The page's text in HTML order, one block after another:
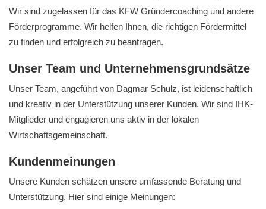
Wir sind zugelassen für das KFW Gründercoaching und andere
Förderprogramme. Wir helfen Ihnen, die richtigen Fördermittel
zu finden und erfolgreich zu beantragen.
Unser Team und Unternehmensgrundsätze
Unser Team, angeführt von Dagmar Schulz, ist leidenschaftlich
und kreativ in der Unterstützung unserer Kunden. Wir sind IHK-
Mitglieder und engagieren uns aktiv in der lokalen
Wirtschaftsgemeinschaft.
Kundenmeinungen
Unsere Kunden schätzen unsere umfassende Beratung und
Unterstützung. Hier sind einige Meinungen: